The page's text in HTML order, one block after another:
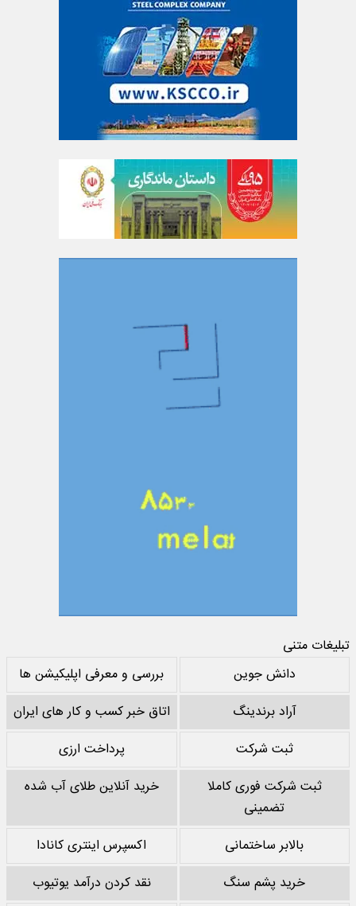
تبلیغات متنی
دانش جوین
بررسی و معرفی اپلیکیشن ها
آراد برندینگ
اتاق خبر کسب و کار های ایران
ثبت شرکت
پرداخت ارزی
ثبت شرکت فوری کاملا
تضمینی
خرید آنلاین طلای آب شده
بالابر ساختمانی
اکسپرس اینتری کانادا
خرید پشم سنگ
نقد کردن درآمد یوتیوب